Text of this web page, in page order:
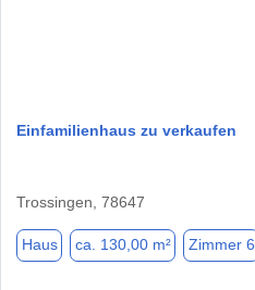
Einfamilienhaus zu verkaufen
Trossingen, 78647
Haus ca. 130,00 m² Zimmer 6